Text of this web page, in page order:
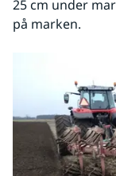
25 cm under
på marken.